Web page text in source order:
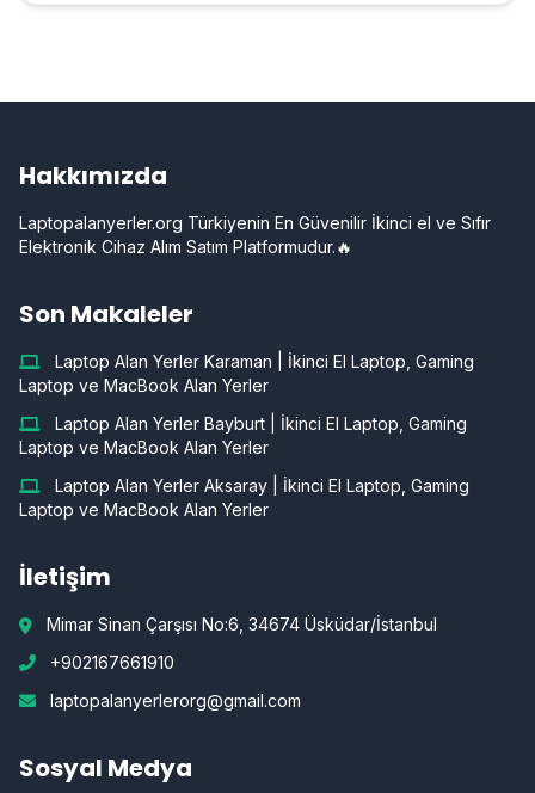
Hakkımızda
Laptopalanyerler.org Türkiyenin En Güvenilir İkinci el ve Sıfır
Elektronik Cihaz Alım Satım Platformudur.🔥
Son Makaleler
Laptop Alan Yerler Karaman | İkinci El Laptop, Gaming
Laptop ve MacBook Alan Yerler
Laptop Alan Yerler Bayburt | İkinci El Laptop, Gaming
Laptop ve MacBook Alan Yerler
Laptop Alan Yerler Aksaray | İkinci El Laptop, Gaming
Laptop ve MacBook Alan Yerler
İletişim
Mimar Sinan Çarşısı No:6, 34674 Üsküdar/İstanbul
+902167661910
laptopalanyerlerorg@gmail.com
Sosyal Medya